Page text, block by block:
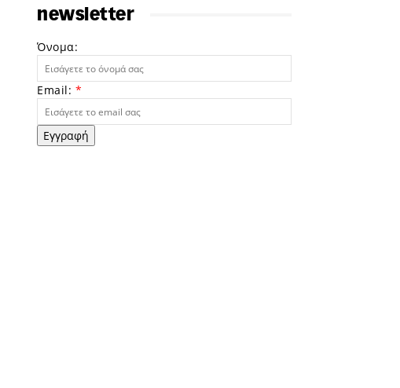
newsletter
Όνομα:
Email: *
Εγγραφή